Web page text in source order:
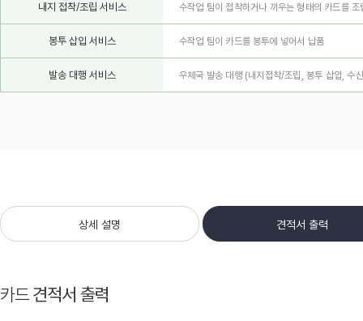
내지 접착/조립 서비스 수작업 팀이 접착하거나 끼우는 형태의 카드를 조
봉투 삽입 서비스 수작업 팀이 카드를 봉투에 넣어서 납품
발송 대행 서비스 우체국 발송 대행 (내지접착/조립, 봉투 삽입, 수
상세 설명 견적서 출력
카드견적서 출력